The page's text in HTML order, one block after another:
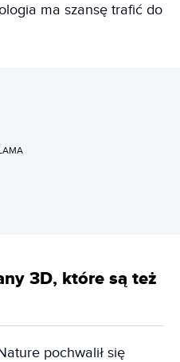
ma szansę trafić do
3D, które są też
pochwalił się